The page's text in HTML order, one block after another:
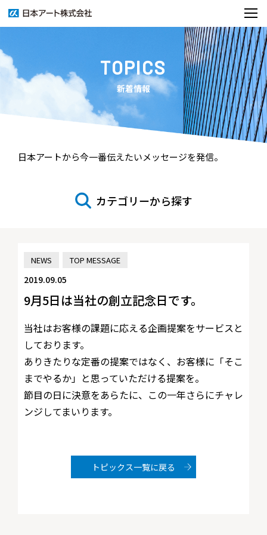
TOPICS
新着情報
日本アートから今一番伝えたいメッセージを発信。
カテゴリーから探す
NEWS TOP MESSAGE
2019.09.05
9月5日は当社の創立記念日です。
当社はお客様の課題に応える企画提案をサービスと
しております。
ありきたりな定番の提案ではなく、お客様に「そこ
までやるか」と思っていただける提案を。
節目の日に決意をあらたに、この一年さらにチャレ
ンジしてまいります。
トピックス一覧に戻る